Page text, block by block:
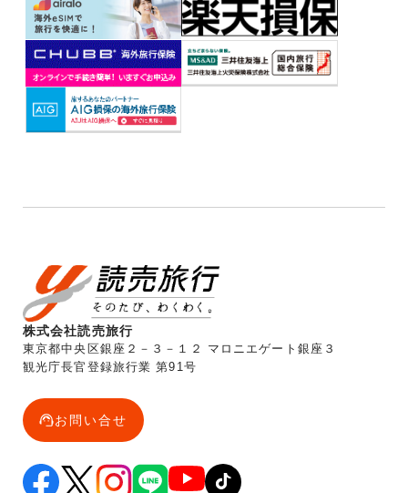
株式会社読売旅行
東京都中央区銀座２－３－１２ マロニエゲート銀座３
観光庁長官登録旅行業 第91号
お問い合せ